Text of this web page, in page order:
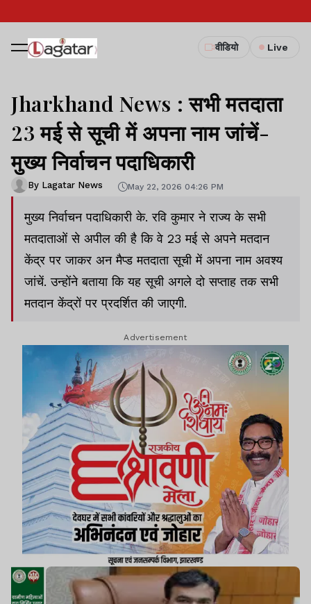
वीडियो Live
Jharkhand News : सभी मतदाता
23 मई से सूची में अपना नाम जांचें-
मुख्य निर्वाचन पदाधिकारी
By Lagatar News May 22, 2026 04:26 PM
मुख्य निर्वाचन पदाधिकारी के. रवि कुमार ने राज्य के सभी
मतदाताओं से अपील की है कि वे 23 मई से अपने मतदान
केंद्र पर जाकर अन मैप्ड मतदाता सूची में अपना नाम अवश्य
जांचें. उन्होंने बताया कि यह सूची अगले दो सप्ताह तक सभी
मतदान केंद्रों पर प्रदर्शित की जाएगी.
Advertisement